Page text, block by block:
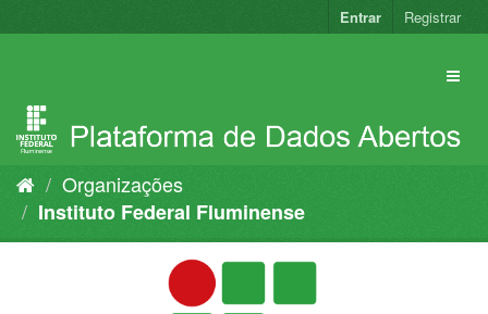
para
Entrar Registrar
Organizações
Instituto Federal Fluminense